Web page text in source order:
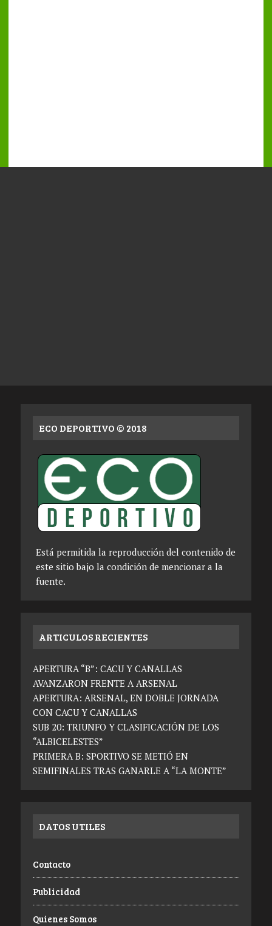
ECO DEPORTIVO © 2018
Está permitida la reproducción del contenido de
este sitio bajo la condición de mencionar a la
fuente.
ARTICULOS RECIENTES
APERTURA “B”: CACU Y CANALLAS
AVANZARON FRENTE A ARSENAL
APERTURA: ARSENAL, EN DOBLE JORNADA
CON CACU Y CANALLAS
SUB 20: TRIUNFO Y CLASIFICACIÓN DE LOS
“ALBICELESTES”
PRIMERA B: SPORTIVO SE METIÓ EN
SEMIFINALES TRAS GANARLE A “LA MONTE”
DATOS UTILES
Contacto
Publicidad
Quienes Somos